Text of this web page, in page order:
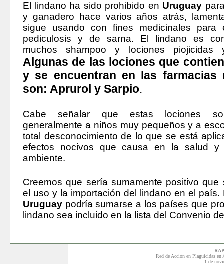
El lindano ha sido prohibido en Uruguay
y ganadero hace varios años atrás,
sigue usando con fines medicinales para
pediculosis y de sarna. El lindano es
muchos shampoo y lociones piojicidas
Algunas de las lociones que
y se encuentran en las farmacias
son: Aprurol y Sarpio.
Cabe señalar que estas lociones
generalmente a niños muy pequeños y a
total desconocimiento de lo que se está
efectos nocivos que causa en la salud
ambiente.
Creemos que sería sumamente positivo que
el uso y la importación del lindano en el país.
Uruguay podría sumarse a los países que
lindano sea incluido en la lista del Convenio
Red de Acción en Plaguicidas en
1 de